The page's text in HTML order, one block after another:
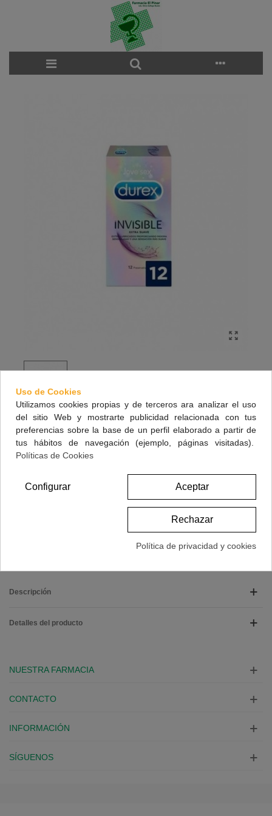
DUREX INVISIBLE 12 PRESERVATIVOS
Descripción
Detalles del producto
NUESTRA FARMACIA
CONTACTO
INFORMACIÓN
SÍGUENOS
Uso de Cookies
Utilizamos cookies propias y de terceros ara analizar el uso
del sitio Web y mostrarte publicidad relacionada con tus
preferencias sobre la base de un perfil elaborado a partir de
tus hábitos de navegación (ejemplo, páginas visitadas).
Políticas de Cookies
Aceptar
Rechazar
Configurar
Política de privacidad y cookies